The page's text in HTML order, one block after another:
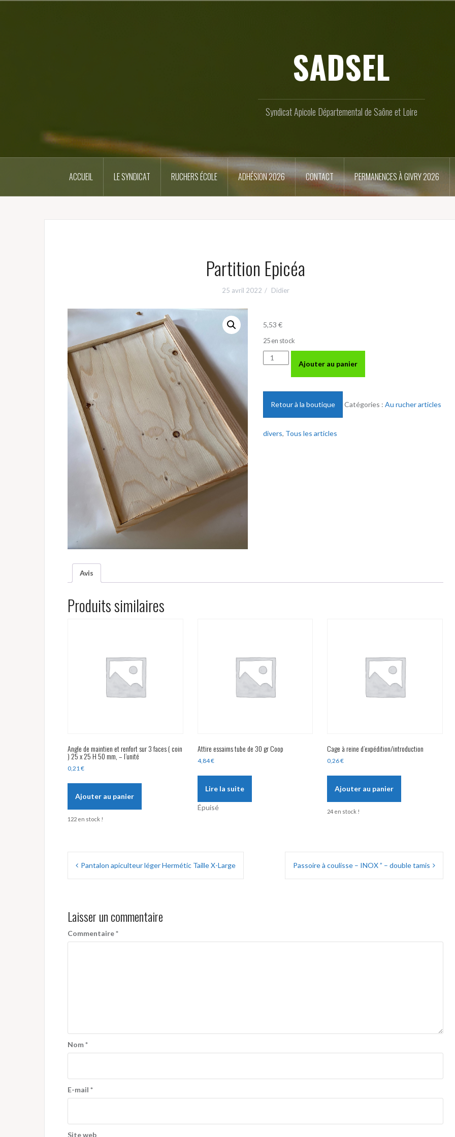
SADSEL
Syndicat Apicole Départemental de Saône et Loire
ACCUEIL LE SYNDICAT RUCHERS ÉCOLE ADHÉSION 2026 CONTACT PERMANENCES À GIVRY 2026
Partition Epicéa
25 avril 2022 Didier
5,53 €
25 en stock
quantité
de
Partition
Ajouter au panier
Retour à la boutique Catégories : Au rucher articles
divers, Tous les articles
Avis
Produits similaires
Angle de maintien et renfort sur 3 faces ( coin
) 25 x 25 H 50 mm, – l’unité
0,21€
Ajouter au panier
122 en stock !
Attire essaims tube de 30 gr Coop
4,84€
Lire la suite
Épuisé
Cage à reine d’expédition/introduction
0,26€
Ajouter au panier
24 en stock !
Navigation
Pantalon apiculteur léger Hermétic Taille X-Large Passoire à coulisse – INOX ” – double tamis
Laisser un commentaire
Commentaire*
Nom*
E-mail *
Site web